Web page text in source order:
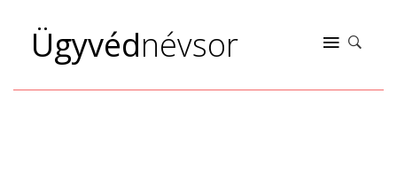
Ügyvédnévsor